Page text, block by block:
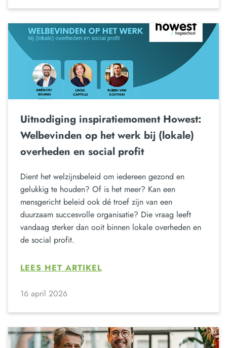
Uitnodiging inspiratiemoment Howest:
Welbevinden op het werk bij (lokale)
overheden en social profit
Dient het welzijnsbeleid om iedereen gezond en
gelukkig te houden? Of is het meer? Kan een
mensgericht beleid ook dé troef zijn van een
duurzaam succesvolle organisatie? Die vraag leeft
vandaag sterker dan ooit binnen lokale overheden en
de social profit.
LEES HET ARTIKEL
16 april 2026